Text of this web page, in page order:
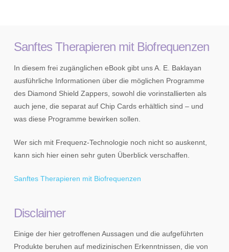
Sanftes Therapieren mit Biofrequenzen
In diesem frei zugänglichen eBook gibt uns A. E. Baklayan
ausführliche Informationen über die möglichen Programme
des Diamond Shield Zappers, sowohl die vorinstallierten als
auch jene, die separat auf Chip Cards erhältlich sind – und
was diese Programme bewirken sollen.
Wer sich mit Frequenz-Technologie noch nicht so auskennt,
kann sich hier einen sehr guten Überblick verschaffen.
Sanftes Therapieren mit Biofrequenzen
Disclaimer
Einige der hier getroffenen Aussagen und die aufgeführten
Produkte beruhen auf medizinischen Erkenntnissen, die von